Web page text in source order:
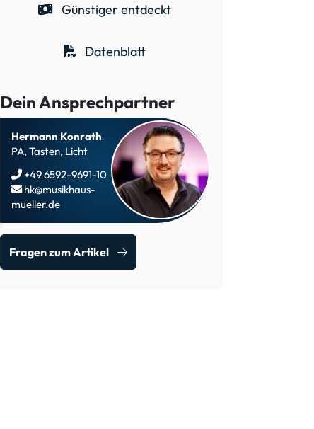
Günstiger entdeckt
Datenblatt
Dein Ansprechpartner
Hermann Konrath
PA, Tasten, Licht
+49 6592-9691-10
hk@musikhaus-
mueller.de
Fragen zum Artikel